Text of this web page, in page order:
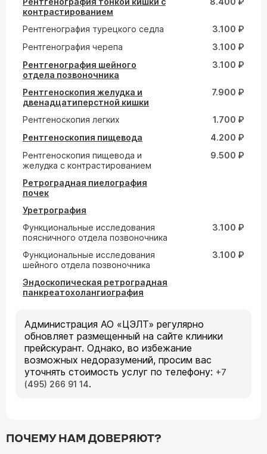
контрастированием
Рентгенография турецкого седла
3.100 ₽
Рентгенография черепа
3.100 ₽
Рентгенография шейного
отдела позвоночника
3.100 ₽
Рентгеноскопия желудка и
двенадцатиперстной кишки
7.900 ₽
Рентгеноскопия легких
1.700 ₽
Рентгеноскопия пищевода
4.200 ₽
Рентгеноскопия пищевода и
желудка с контрастированием
9.500 ₽
Ретроградная пиелография
почек
Уретрография
Функциональные исследования
поясничного отдела позвоночника
3.100 ₽
Функциональные исследования
шейного отдела позвоночника
3.100 ₽
Эндоскопическая ретроградная
панкреатохолангиография
Администрация АО «ЦЭЛТ» регулярно
обновляет размещенный на сайте клиники
прейскурант. Однако, во избежание
возможных недоразумений, просим вас
уточнять стоимость услуг по телефону: +7
(495) 266 91 14.
ПОЧЕМУ НАМ ДОВЕРЯЮТ?